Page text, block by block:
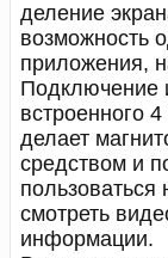
деление
возможность
приложения,
Подключение
встроенного
делает
средством и
пользоваться
смотреть
информации.